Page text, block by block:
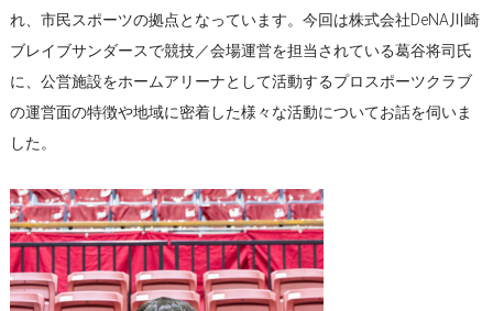
れ、市民スポーツの拠点となっています。今回は株式会社DeNA川崎
ブレイブサンダースで競技／会場運営を担当されている葛󠄀谷将司氏
に、公営施設をホームアリーナとして活動するプロスポーツクラブ
の運営面の特徴や地域に密着した様々な活動についてお話を伺いま
した。